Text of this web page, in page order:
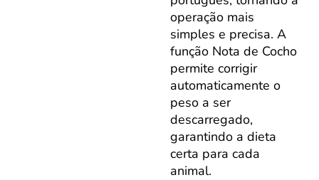
operação mais
simples e precisa. A
função Nota de Cocho
permite corrigir
automaticamente o
peso a ser
descarregado,
garantindo a dieta
certa para cada
animal.